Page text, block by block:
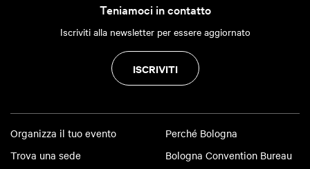
Teniamoci in contatto
Iscriviti alla newsletter per essere aggiornato
ISCRIVITI
Organizza il tuo evento
Trova una sede
Perché Bologna
Bologna Convention Bureau